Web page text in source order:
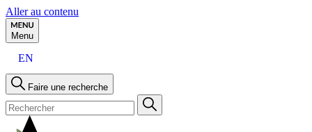
Aller au contenu
Menu
EN
Faire une recherche